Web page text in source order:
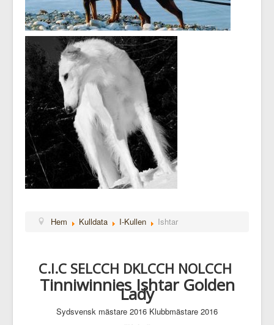
Hem Kulldata I-Kullen Ishtar
C.I.C SELCCH DKLCCH NOLCCH
Tinniwinnies Ishtar Golden
Lady
Sydsvensk mästare 2016 Klubbmästare 2016